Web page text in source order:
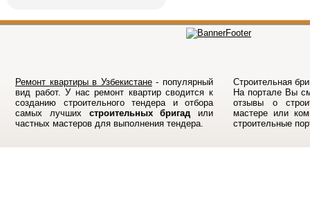
Ремонт квартиры в Узбекистане- популярный
вид работ. У нас ремонт квартир сводится к
созданию строительного тендера и отбора
самых лучших строительных бригад или
частных мастеров для выполнения тендера.
Строительная
На порталe Вы
отзывы о
мастере или
строительные